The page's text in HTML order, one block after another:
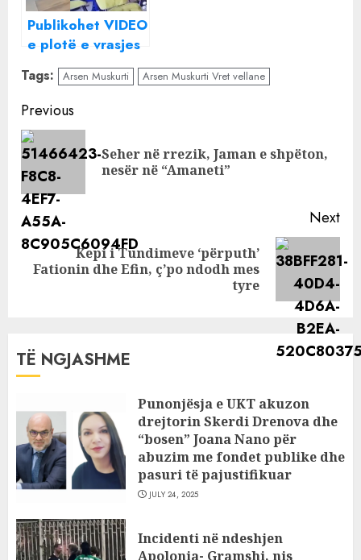
ditën e ngjarjes
Publikohet VIDEO
e plotë e vrasjes
së Ardian Nikulaj,
autori hyri me
qetësi në lokal
dhe u largua me
vrap
Tags: Arsen Muskurti Arsen Muskurti Vret vellane
Continue
Reading
Previous
Seher në rrezik, Jaman e shpëton,
nesër në “Amaneti”
Next
Next
Kepi i Tundimeve ‘përputh’
Fationin dhe Efin, ç’po ndodh mes
tyre
TË NGJASHME
Punonjësja e UKT akuzon
drejtorin Skerdi Drenova dhe
“bosen” Joana Nano për
abuzim me fondet publike dhe
pasuri të pajustifikuar
JULY 24, 2025
Incidenti në ndeshjen
Apolonia- Gramshi, nis